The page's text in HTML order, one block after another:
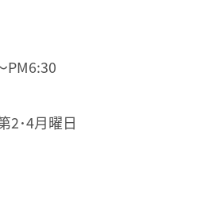
PM6:30
2･4月曜日